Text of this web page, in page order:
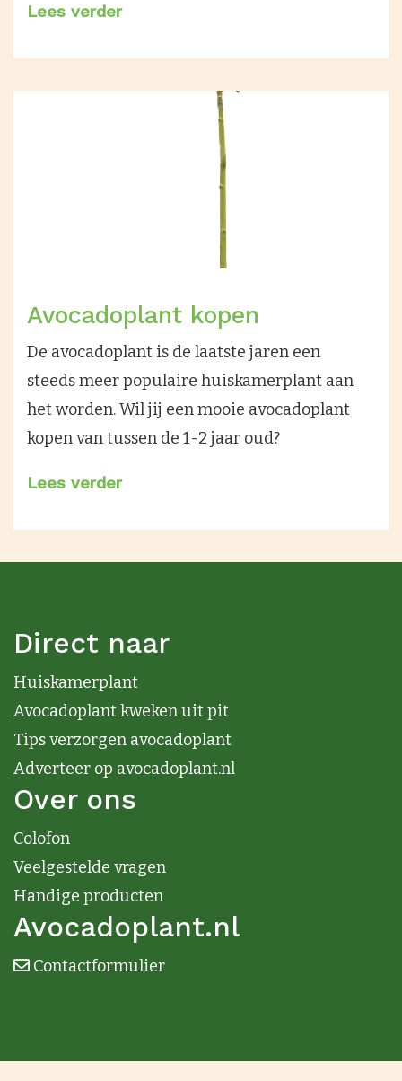
Lees verder
Avocadoplant kopen
De avocadoplant is de laatste jaren een
steeds meer populaire huiskamerplant aan
het worden. Wil jij een mooie avocadoplant
kopen van tussen de 1-2 jaar oud?
Lees verder
Direct naar
Huiskamerplant
Avocadoplant kweken uit pit
Tips verzorgen avocadoplant
Adverteer op avocadoplant.nl
Over ons
Colofon
Veelgestelde vragen
Handige producten
Avocadoplant.nl
Contactformulier